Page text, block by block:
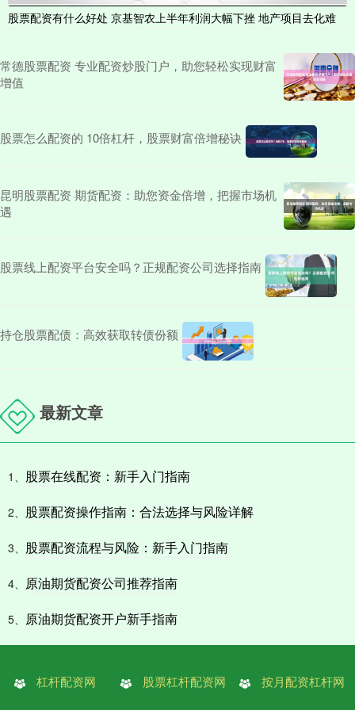
股票配资有什么好处 京基智农上半年利润大幅下挫 地产项目去化难
常德股票配资 专业配资炒股门户，助您轻松实现财富
增值
股票怎么配资的 10倍杠杆，股票财富倍增秘诀
昆明股票配资 期货配资：助您资金倍增，把握市场机
遇
股票线上配资平台安全吗？正规配资公司选择指南
持仓股票配债：高效获取转债份额
最新文章
1、 股票在线配资：新手入门指南
2、 股票配资操作指南：合法选择与风险详解
3、 股票配资流程与风险：新手入门指南
4、 原油期货配资公司推荐指南
5、 原油期货配资开户新手指南
杠杆配资网 股票杠杆配资网 按月配资杠杆网